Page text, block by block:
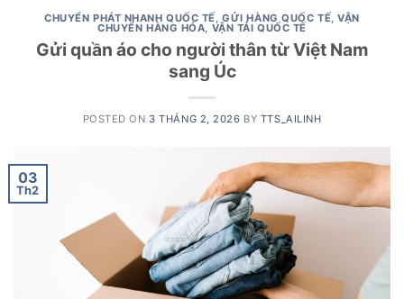
CHUYỂN PHÁT NHANH QUỐC TẾ,GỬI HÀNG QUỐC TẾ,VẬN
CHUYỂN HÀNG HÓA, VẬN TẢI QUỐC TẾ
Gửi quần áo cho người thân từ Việt Nam
sang Úc
POSTED ON 3 THÁNG 2, 2026 BY TTS_AILINH
03
Th2